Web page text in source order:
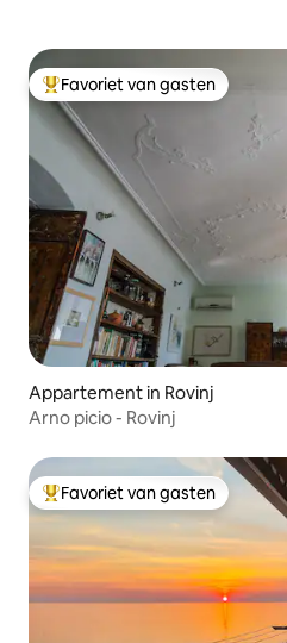
Topfavoriet van gasten
Favoriet van gasten
Appartement in Rovinj
Arno picio - Rovinj
Topfavoriet van gasten
Favoriet van gasten